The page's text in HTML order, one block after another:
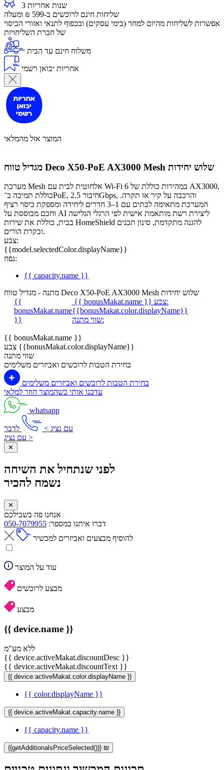
3 שנות אחריות
שליחות חינם לרוכשים ב-599 ₪ ומעלה
​אפשרות לשליחות מהיום למחר (בימי עסקים) ובכפוף לתנאי ואזורי הכיסוי
של חברת השליחויות
משלוח חינם עד הבית
אחריות יבואן רשמי
המוצר אזל מהמלאי
מגדיל טווח Deco X50-PoE AX3000 Mesh שלוש יחידות
מערכת Mesh אלחוטית לבית עם Wi-Fi 6 במהירות כוללת של AX3000,
כוללת תמיכה ב־PoE, חיבור 2.5Gbps, והרכבה על קיר או תקרה.
המערכת מתאימה לבתים עם 1–3 חדרים ליחידה ומספקת כיסוי רציף
וחכם מבוססת על AI ליצירת רשת מותאמת אישית לפי הרגלי הגלישה
בבית, כוללת את שירות HomeShield להגנה מתקדמת, סינון תכנים
ובקרת הורים.
צבע:
{{model.selectedColor.displayName}}
נפח:
{{ capacity.name }}
מתנה - מגדיל טווח Deco X50-PoE AX3000 Mesh שלוש יחידות
{{
bonusMakat.name
}}
{{ bonusMakat.name }}
צבע:
{{bonusMakat.color.displayName}}
שווי מתנה:
{{ bonusMakat.name }}
צבע {{bonusMakat.color.displayName}}
שווי מתנה
בחירת הטבות לרוכשים ואביזרים משלימים
בחירת הטבות לרוכשים ואביזרים משלימים
עדכנו אותי כשהמוצר חוזר למלאי
whatsapp
עם נציג >
לדבר
עם נציג >
✕
לפני שנתחיל את השיחה
נשמח להכיר
✕
אנחנו פה בשבילכם
דברו איתנו במספר: 050-7079955
להוסיף מבצעים ואביזרים למכשיר
עוד על המוצר
מבצע לרוכשים
מבצע
{{ device.name }}
ללא מע"מ
{{ device.activeMakat.discountDesc }}
{{ device.activeMakat.discountText }}
{{ device.activeMakat.color.displayName }}
{{ color.displayName }}
{{ device.activeMakat.capacity.name }}
{{ capacity.name }}
{{getAdditionalsPriceSelected()}} ₪